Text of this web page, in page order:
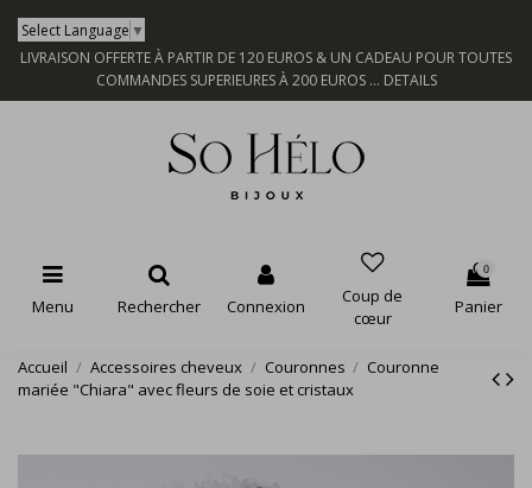
Select Language ▼
LIVRAISON OFFERTE À PARTIR DE 120 EUROS & UN CADEAU POUR TOUTES
COMMANDES SUPERIEURES À 200 EUROS ... DETAILS
Menu Rechercher Connexion
Coup de
cœur
0
Panier
Accueil Accessoires cheveux Couronnes
Couronne
mariée "Chiara" avec fleurs de soie et cristaux